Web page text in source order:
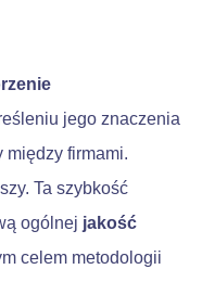
jego znaczenia
między firmami.
Ta szybkość
ogólnej jakość
celem metodologii